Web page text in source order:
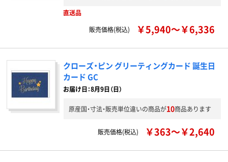
直送品
販売価格(税込)
￥5,940～￥6,336
クローズ・ピン グリーティングカード 誕生日
カード GC
お届け日：8月9日（日）
原産国・寸法・販売単位違いの商品が10商品あります
販売価格(税込) ￥363～￥2,640